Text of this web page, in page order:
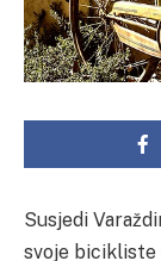
Susjedi
svoje bicikliste